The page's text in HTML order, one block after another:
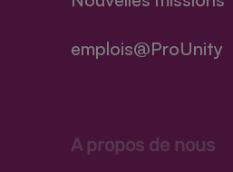
emplois@ProUnity
A propos de nous